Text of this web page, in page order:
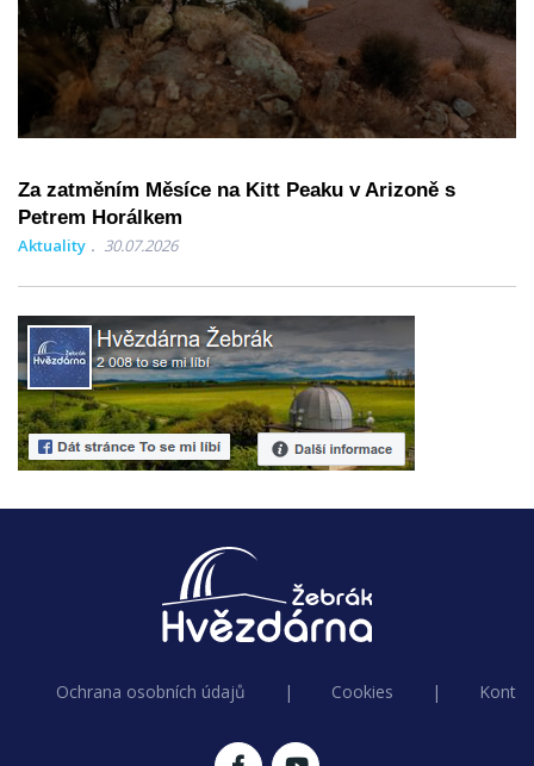
Za zatměním Měsíce na Kitt Peaku v Arizoně s
Petrem Horálkem
Aktuality 30.07.2026
Ochrana osobních údajů | Cookies |